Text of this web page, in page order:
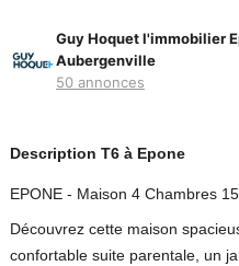
Guy Hoquet l'immobilier
Aubergenville
50 annonces
Description T6 à Epone
EPONE - Maison 4 Chambres
Découvrez cette maison
confortable suite parentale, un